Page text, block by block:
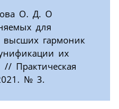
О. Д. О
для
высших гармоник
их
Практическая
№ 3.